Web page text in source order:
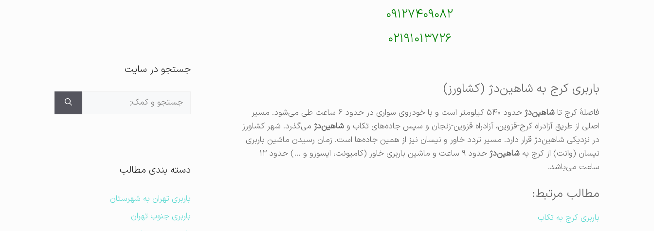
۰۹۱۲۷۴۰۹۰۸۲
۰۲۱۹۱۰۱۳۷۲۶
باربری کرج به شاهین‌دژ (کشاورز)
فاصلهٔ کرج تاشاهین‌دژ
حدود ۵۴۰ کیلومتر است و با خودروی سواری در حدود ۶ ساعت طی می‌شود. مسیر
اصلی از طریق آزادراه کرج-قزوین، آزادراه قزوین-زنجان و سپس جاده‌های تکاب وشاهین‌دژ می‌گذرد. شهر کشاورز
در نزدیکی شاهین‌دژ قرار دارد. مسیر تردد خاور و نیسان نیز از همین جاده‌ها است. زمان رسیدن ماشین باربری
نیسان (وانت) از کرج به شاهین‌دژ
حدود ۹ ساعت و ماشین باربری خاور (کامیونت، ایسوزو و …) حدود ۱۲
ساعت می‌باشد.
مطالب مرتبط:
باربری کرج به تکاب
جستجو در سایت
جستجوی
دسته بندی مطالب
باربری تهران به شهرستان
باربری جنوب تهران